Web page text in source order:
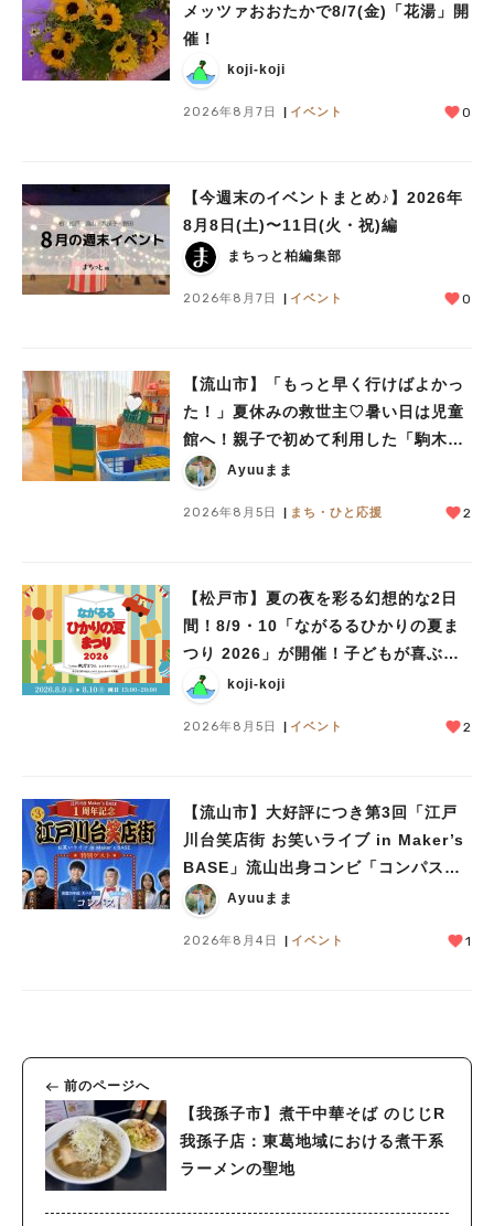
メッツァおおたかで8/7(金)「花湯」開
催！
koji-koji
2026年8月7日 イベント 0
【今週末のイベントまとめ♪】2026年
8月8日(土)〜11日(火・祝)編
まちっと柏編集部
2026年8月7日 イベント 0
【流山市】「もっと早く行けばよかっ
た！」夏休みの救世主♡暑い日は児童
館へ！親子で初めて利用した「駒木台
児童館」レポート
Ayuuまま
2026年8月5日 まち・ひと応援 2
【松戸市】夏の夜を彩る幻想的な2日
間！8/9・10「ながるるひかりの夏ま
つり 2026」が開催！子どもが喜ぶワ
ークショップや限定ヒーローショーも
koji-koji
2026年8月5日 イベント 2
【流山市】大好評につき第3回「江戸
川台笑店街 お笑いライブ in Maker’s
BASE」流山出身コンビ「コンパス」
も登場！8/23（日）
Ayuuまま
2026年8月4日 イベント 1
前のページへ
【我孫子市】煮干中華そば のじじR
我孫子店：東葛地域における煮干系
ラーメンの聖地
#ラーメン#ショッピング
#イベント#公園#教えたい／教えて投稿記事
#教えたい/こんなの見つけた